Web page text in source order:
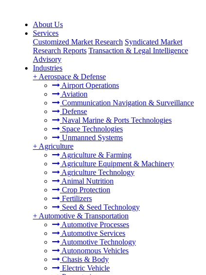
About Us
Services
Customized Market Research Syndicated Market
Research Reports Transaction & Legal Intelligence
Advisory
Industries
+ Aerospace & Defense
Airport Operations
Aviation
Communication Navigation & Surveillance
Defense
Naval Marine & Ports Technologies
Space Technologies
Unmanned Systems
+ Agriculture
Agriculture & Farming
Agriculture Equipment & Machinery
Agriculture Technology
Animal Nutrition
Crop Protection
Fertilizers
Seed & Seed Technology
+ Automotive & Transportation
Automotive Processes
Automotive Services
Automotive Technology
Autonomous Vehicles
Chasis & Body
Electric Vehicle